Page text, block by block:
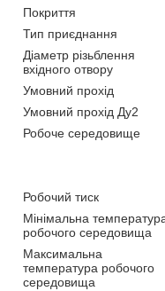
Покриття
Тип приєднання
Діаметр різьблення
вхідного отвору
Умовний прохід
Умовний прохід Ду2
Робоче середовище
Робочий тиск
Мінімальна
робочого середовища
Максимальна
температура робочого
середовища